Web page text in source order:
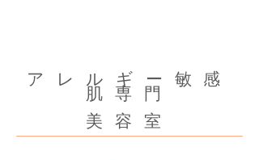
​アレルギー敏感
肌専門
美容室